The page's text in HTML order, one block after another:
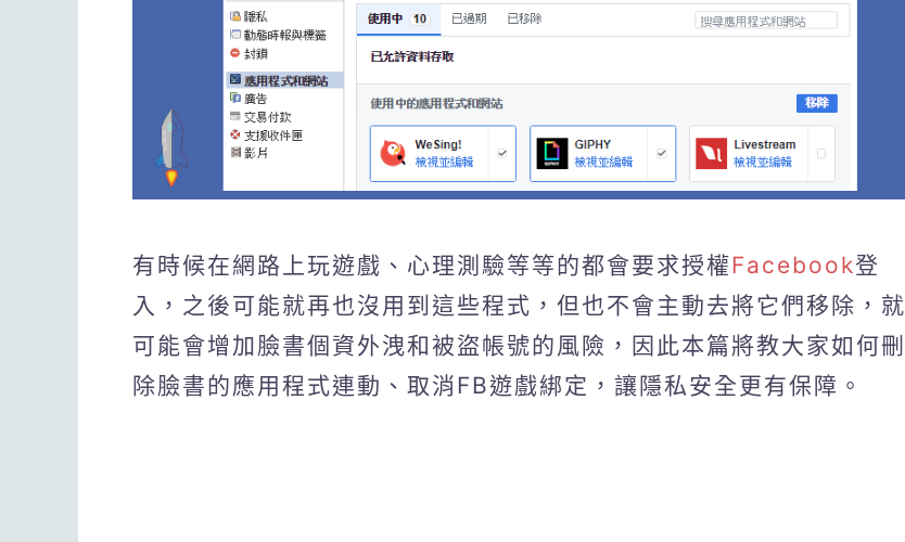
有時候在網路上玩遊戲、心理測驗等等的都會要求授權Facebook登
入，之後可能就再也沒用到這些程式，但也不會主動去將它們移除，就
可能會增加臉書個資外洩和被盜帳號的風險，因此本篇將教大家如何刪
除臉書的應用程式連動、取消FB遊戲綁定，讓隱私安全更有保障。